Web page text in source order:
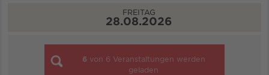
FREITAG
28.08.2026
6 von 6 Veranstaltungen werden
geladen